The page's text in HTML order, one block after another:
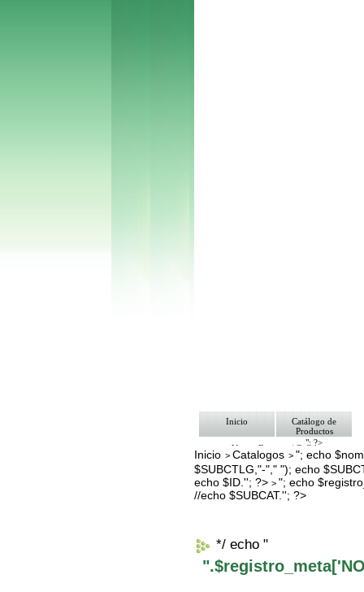
Inicio
Catálogo de
Productos
"; ?>
Ventas Empresa/ Gobierno
Ofertas
Envíos y Formas de Pago
Nosotros
Bolsa de Trabajo
Contacto
Inicio >Catalogos >"; echo
$SUBCTLG,"-"," "); echo
echo $ID.''; ?>>"; echo
//echo $SUBCAT.''; ?>
*/ echo "